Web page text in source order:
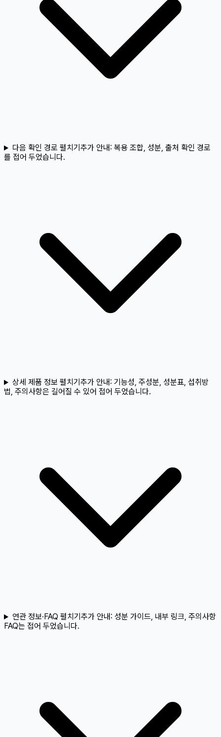
다음 확인 경로 펼치기 추가 안내: 복용 조합, 성분, 출처 확인 경로
를 접어 두었습니다.
상세 제품 정보 펼치기 추가 안내: 기능성, 주성분, 성분표, 섭취방
법, 주의사항은 길어질 수 있어 접어 두었습니다.
연관 정보·FAQ 펼치기 추가 안내: 성분 가이드, 내부 링크, 주의사항
FAQ는 접어 두었습니다.